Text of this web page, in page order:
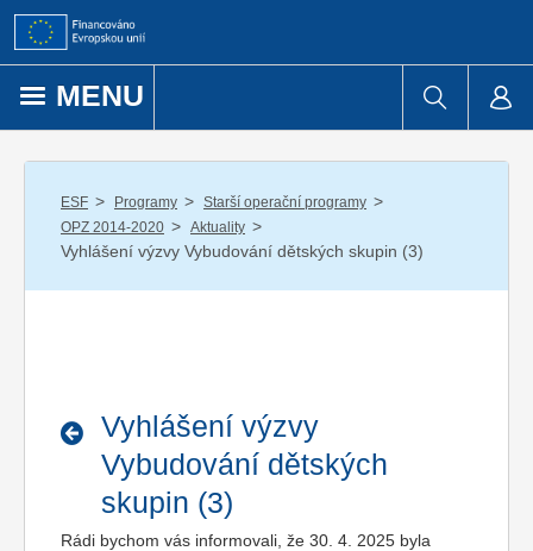
Přejít k obsahu
MENU
ESF / Programy / Starší operační programy /
OPZ 2014-2020 / Aktuality /
Vyhlášení výzvy Vybudování dětských skupin (3)
Vyhlášení výzvy
Vybudování dětských
skupin (3)
Rádi bychom vás informovali, že 30. 4. 2025 byla